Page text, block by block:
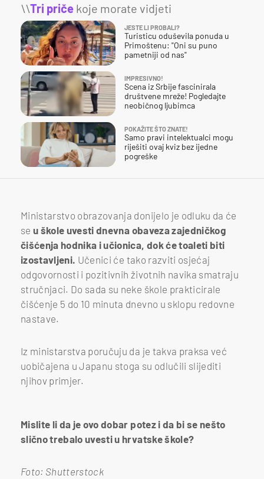
\\Tri priče koje morate vidjeti
JESTE LI PROBALI?
Turisticu oduševila ponuda u
Primoštenu: "Oni su puno
pametniji od nas"
IMPRESIVNO!
Scena iz Srbije fascinirala
društvene mreže! Pogledajte
neobičnog ljubimca
POKAŽITE ŠTO ZNATE!
Samo pravi intelektualci mogu
riješiti ovaj kviz bez ijedne
pogreške
Ministarstvo obrazovanja donijelo je odluku da će
seu škole uvesti dnevna obaveza zajedničkog
čišćenja hodnika i učionica, dok će toaleti biti
izostavljeni. Učenici će tako razviti osjećaj
odgovornosti i pozitivnih životnih navika smatraju
stručnjaci. Do sada su neke škole prakticirale
čišćenje 5 do 10 minuta dnevno u sklopu redovne
nastave.
Iz ministarstva poručuju da je takva praksa već
uobičajena u Japanu stoga su odlučili slijediti
njihov primjer.
Mislite li da je ovo dobar potez i da bi se nešto
slično trebalo uvesti u hrvatske škole?
Foto: Shutterstock